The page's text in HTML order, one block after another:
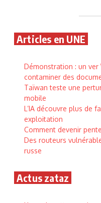
Articles en UNE
Démonstration : un
contaminer des
Taïwan teste une
mobile
L’IA découvre plus de
exploitation
Comment devenir
Des routeurs
russe
Actus zataz